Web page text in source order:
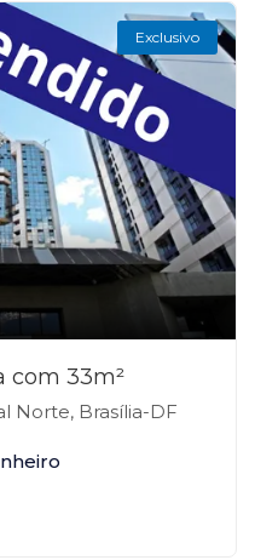
Exclusivo
com 33m²
Norte, Brasília-DF